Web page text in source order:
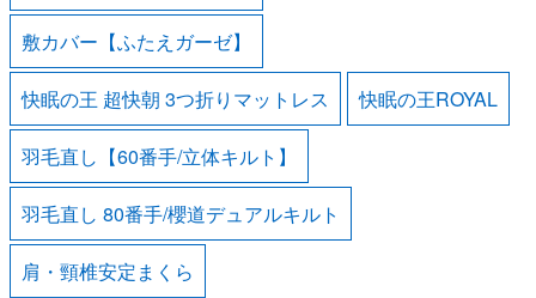
敷カバー【ふたえガーゼ】
快眠の王 超快朝 3つ折りマットレス 快眠の王ROYAL
羽毛直し【60番手/立体キルト】
羽毛直し 80番手/櫻道デュアルキルト
肩・頸椎安定まくら